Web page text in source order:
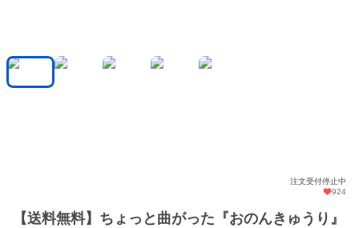
注文受付停止中
924
【送料無料】ちょっと曲がった『おのんきゅうり』